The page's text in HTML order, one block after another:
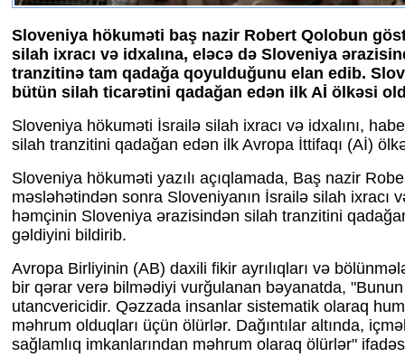
Sloveniya hökuməti baş nazir Robert Qolobun
silah ixracı və idxalına, eləcə də Sloveniya
tranzitinə tam qadağa qoyulduğunu elan edib.
bütün silah ticarətini qadağan edən ilk Aİ ölkəsi
Sloveniya hökuməti İsrailə silah ixracı və idxalını,
silah tranzitini qadağan edən ilk Avropa İttifaqı (Aİ)
Sloveniya hökuməti yazılı açıqlamada, Baş nazir
məsləhətindən sonra Sloveniyanın İsrailə silah ixracı
həmçinin Sloveniya ərazisindən silah tranzitini
gəldiyini bildirib.
Avropa Birliyinin (AB) daxili fikir ayrılıqları və
bir qərar verə bilmədiyi vurğulanan bəyanatda,
utancvericidir. Qəzzada insanlar sistematik olaraq
məhrum olduqları üçün ölürlər. Dağıntılar altında,
sağlamlıq imkanlarından məhrum olaraq ölürlər"